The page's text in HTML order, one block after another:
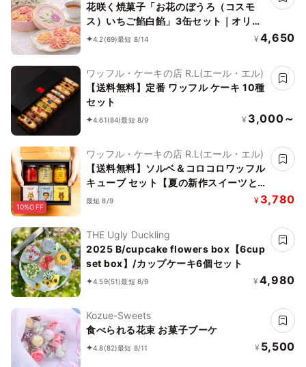
花咲く焼菓子「お花のぼうろ（コスモ
ス）いちご餡白餡」3缶セット｜オリジ
ナル紙袋を3枚
4.2(69)最短 8/14 ¥ 4,650
ワッフル・ケーキの店 R.L(エール・エル)
【送料無料】定番 ワッフル ケーキ 10種
セット
4.61(84)最短 8/9 ¥ 3,000～
10%OFF
ワッフル・ケーキの店 R.L(エール・エル)
【送料無料】ソルベ＆コロコロワッフル
キューブ セット【夏の新作スイーツと
定番焼き菓子】お中元2026
最短 8/9 ¥ 3,780
THE Ugly Duckling
2025 B/cupcake flowers box【6cup
set box】/カップケーキ6個セット
4.59(51)最短 8/9 ¥ 4,980
Kozue-Sweets
食べられる花束 お菓子ブーケ
4.8(82)最短 8/11 ¥ 5,500